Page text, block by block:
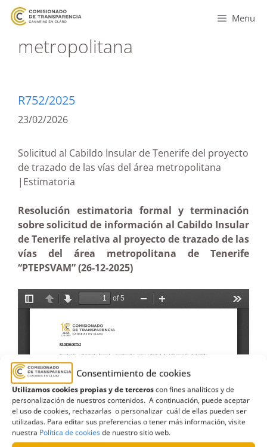
Consentimiento de cookies
Utilizamos cookies propias y de terceroscon fines analíticos y de
personalización de nuestros contenidos. A continuación, puede aceptar
el uso de cookies, rechazarlas o personalizar cuál de ellas pueden ser
utilizadas. Para editar sus preferencias o tener más información, visite
nuestra Política de cookiesde nuestro sitio web.
Menu
metropolitana
R752/2025
23/02/2026
Solicitud al Cabildo Insular de Tenerife del proyecto
de trazado de las vías del área metropolitana
|Estimatoria
Resolución estimatoria formal y terminación
sobre solicitud de información al Cabildo Insular
de Tenerife relativa al proyecto de trazado de las
vías del área metropolitana de Tenerife
“PTEPSVAM” (26-12-2025)